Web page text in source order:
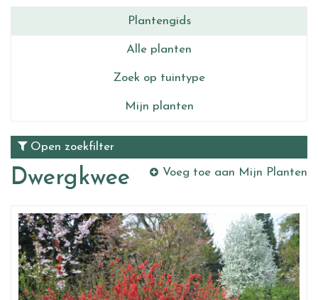
Plantengids
Alle planten
Zoek op tuintype
Mijn planten
Open zoekfilter
Dwergkwee Voeg toe aan Mijn Planten